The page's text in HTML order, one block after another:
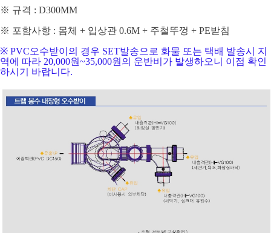
※ 규격 : D300MM
※ 포함사항 : 몸체 + 입상관 0.6M + 주철뚜껑 + PE받침
※ PVC오수받이의 경우 SET발송으로 화물 또는 택배 발송시 지
역에 따라 20,000원~35,000원의 운반비가 발생하오니 이점 확인
하시기 바랍니다.